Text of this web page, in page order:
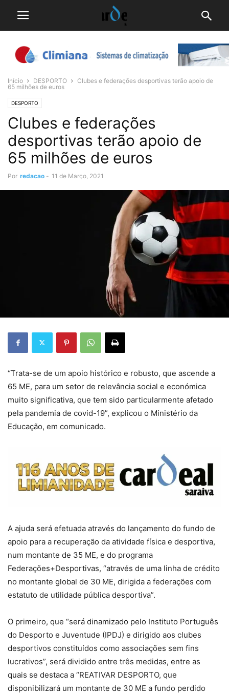
Início DESPORTO
Clubes e federações desportivas terão apoio de
65 milhões de euros
DESPORTO
Clubes e federações
desportivas terão apoio de
65 milhões de euros
Por redacao - 11 de Março, 2021
“Trata-se de um apoio histórico e robusto, que ascende a
65 ME, para um setor de relevância social e económica
muito significativa, que tem sido particularmente afetado
pela pandemia de covid-19”, explicou o Ministério da
Educação, em comunicado.
A ajuda será efetuada através do lançamento do fundo de
apoio para a recuperação da atividade física e desportiva,
num montante de 35 ME, e do programa
Federações+Desportivas, “através de uma linha de crédito
no montante global de 30 ME, dirigida a federações com
estatuto de utilidade pública desportiva”.
O primeiro, que “será dinamizado pelo Instituto Português
do Desporto e Juventude (IPDJ) e dirigido aos clubes
desportivos constituídos como associações sem fins
lucrativos”, será dividido entre três medidas, entre as
quais se destaca a “REATIVAR DESPORTO, que
disponibilizará um montante de 30 ME a fundo perdido